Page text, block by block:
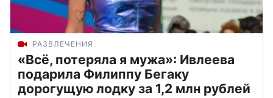
РАЗВЛЕЧЕНИЯ
«Всё, потеряла я мужа»: Ивлеева
подарила Филиппу Бегаку
дорогущую лодку за 1,2 млн рублей